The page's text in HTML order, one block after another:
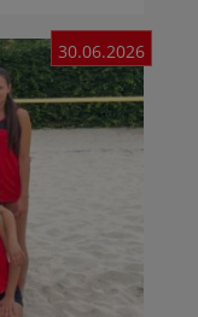
30.06.2026